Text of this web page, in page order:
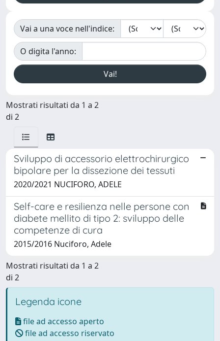
Vai a una voce nell'indice:
O digita l'anno:
Mostrati risultati da 1 a 2
di 2
Sviluppo di accessorio elettrochirurgico
bipolare per la dissezione dei tessuti
2020/2021 NUCIFORO, ADELE
Self-care e resilienza nelle persone con
diabete mellito di tipo 2: sviluppo delle
competenze di cura
2015/2016 Nuciforo, Adele
Mostrati risultati da 1 a 2
di 2
Legenda icone
file ad accesso aperto
file ad accesso riservato